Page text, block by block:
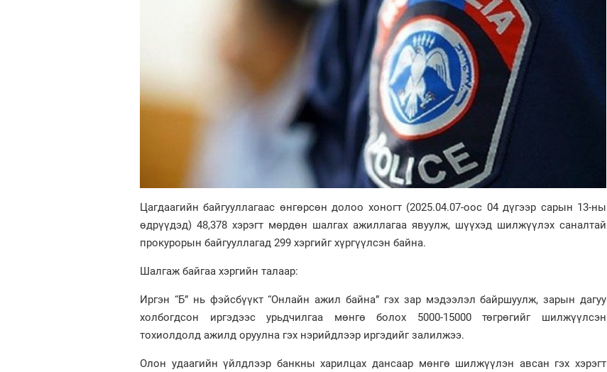
Цагдаагийн байгууллагаас өнгөрсөн долоо хоногт (2025.04.07-оос 04 дүгээр сарын 13-ны
өдрүүдэд) 48,378 хэрэгт мөрдөн шалгах ажиллагаа явуулж, шүүхэд шилжүүлэх саналтай
прокурорын байгууллагад 299 хэргийг хүргүүлсэн байна.
Шалгаж байгаа хэргийн талаар:
Иргэн “Б” нь фэйсбүүкт “Онлайн ажил байна” гэх зар мэдээлэл байршуулж, зарын дагуу
холбогдсон иргэдээс урьдчилгаа мөнгө болох 5000-15000 төгрөгийг шилжүүлсэн
тохиолдолд ажилд оруулна гэх нэрийдлээр иргэдийг залилжээ.
Олон удаагийн үйлдлээр банкны харилцах дансаар мөнгө шилжүүлэн авсан гэх хэрэгт